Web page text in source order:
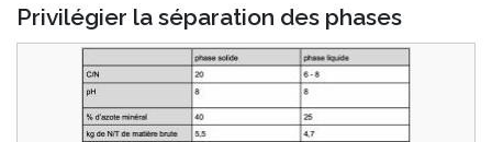
Privilégier la séparation des phases